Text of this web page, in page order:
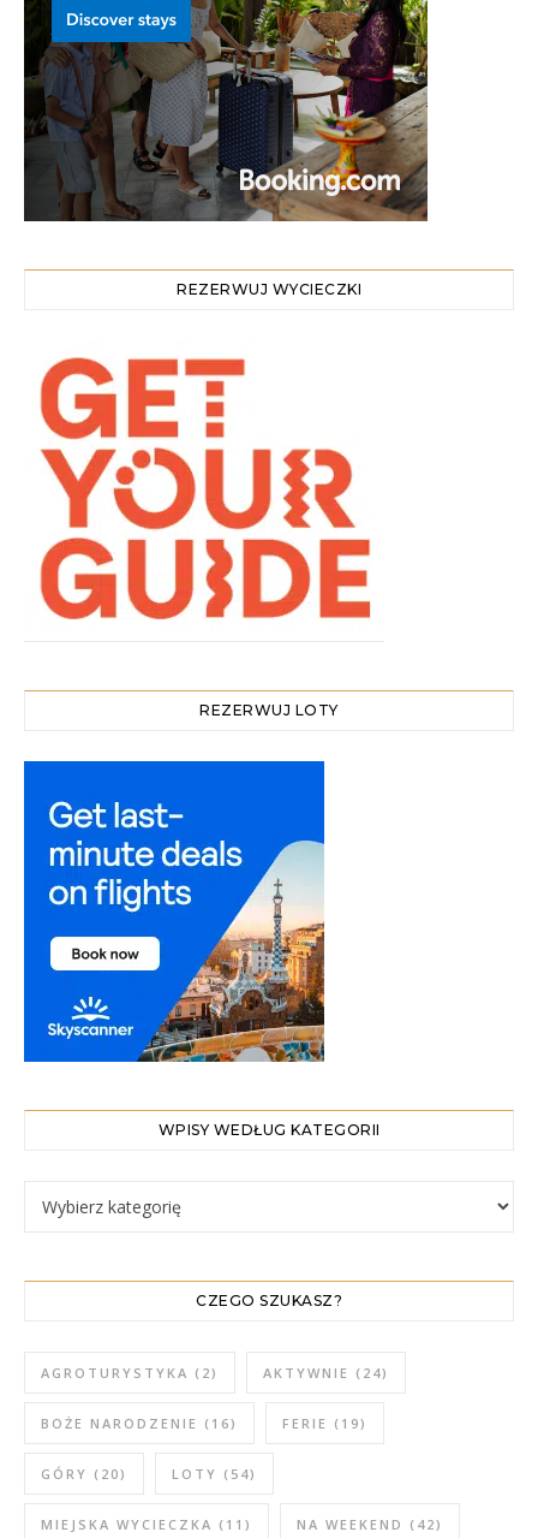
REZERWUJ WYCIECZKI
REZERWUJ LOTY
WPISY WEDŁUG KATEGORII
CZEGO SZUKASZ?
AGROTURYSTYKA (2) AKTYWNIE (24)
BOŻE NARODZENIE (16) FERIE (19)
GÓRY (20) LOTY (54)
MIEJSKA WYCIECZKA (11) NA WEEKEND (42)